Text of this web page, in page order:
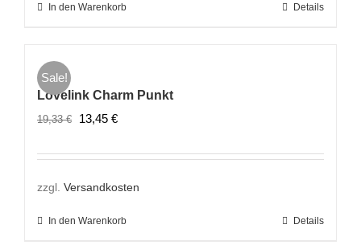
In den Warenkorb Details
Sale!
Lovelink Charm Punkt
19,33€
Ursprünglicher
war:
19,33 €
13,45 €Aktueller
ist:
13,45 €.
zzgl. Versandkosten
In den Warenkorb Details